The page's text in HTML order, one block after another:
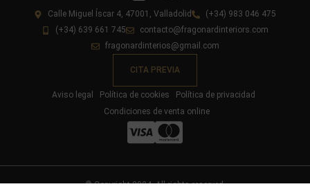
Calle Miguel Íscar 4, 47001, Valladolid
(+34) 983 046 475
(+34) 639 661 745
contacto@fragonardinteriors.com
fragonardinterios@gmail.com
CITA PREVIA
Aviso legal Política de cookies
Política de privacidad
Condiciones de venta online
© Copyright 2024. All rights reserved.